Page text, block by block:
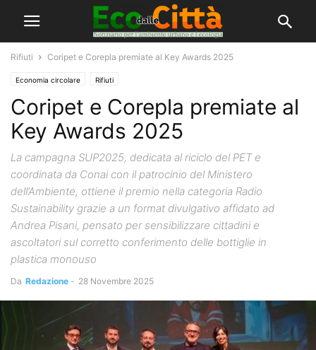
Rifiuti Coripet e Corepla premiate al Key Awards 2025
Economia circolare Rifiuti
Coripet e Corepla premiate al
Key Awards 2025
La campagna SUP2025, dedicata al riciclo del PET e
coordinata da Conai con il patrocinio del Ministero
dell’Ambiente, ottiene il premio nella categoria Radio
Sustainability grazie a un format divulgativo affidato ad
Andrea Pisani, pensato per sensibilizzare cittadini e
ascoltatori sul corretto conferimento delle bottiglie in
plastica monouso
Da Redazione - 28 Novembre 2025